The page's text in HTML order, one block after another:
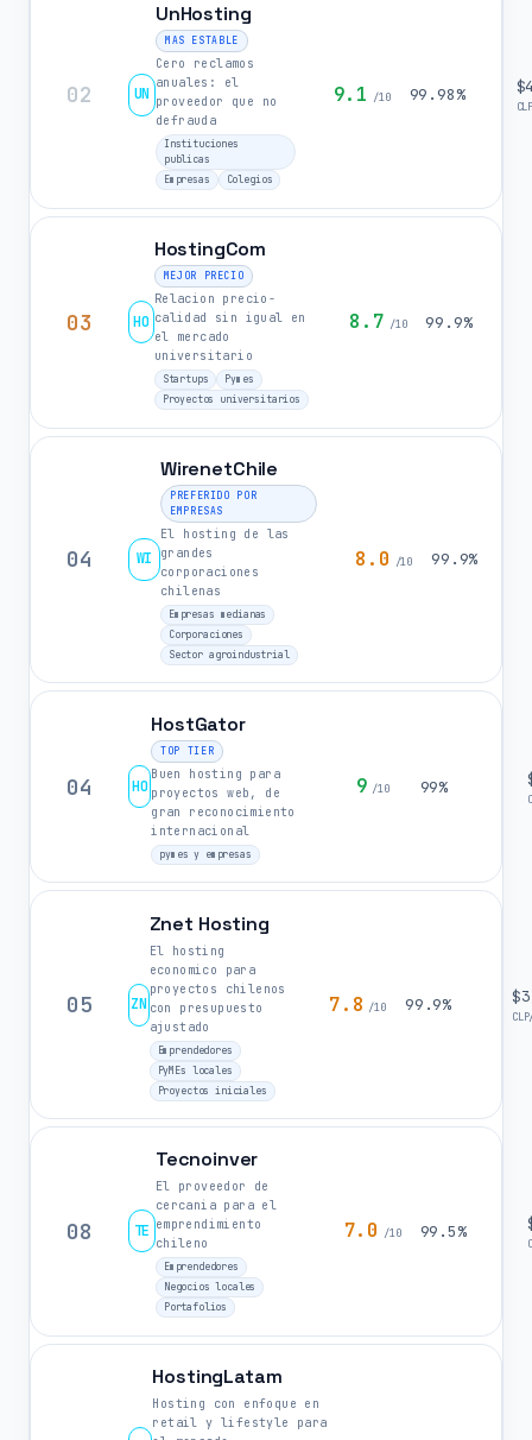
02 UN
UnHosting
MAS ESTABLE
Cero reclamos
anuales: el
proveedor que no
defrauda
Instituciones
publicas
Empresas
Colegios
9.1 /10 99.98%
03 HO
HostingCom
MEJOR PRECIO
Relacion precio-
calidad sin igual en
el mercado
universitario
Startups
Pymes
Proyectos universitarios
8.7 /10 99.9%
04 WI
WirenetChile
PREFERIDO POR
EMPRESAS
El hosting de las
grandes
corporaciones
chilenas
Empresas medianas
Corporaciones
Sector agroindustrial
8.0 /10 99.9%
04 HO
HostGator
TOP TIER
Buen hosting para
proyectos web, de
gran reconocimiento
internacional
pymes y empresas
9 /10 99%
05 ZN
Znet Hosting
El hosting
economico para
proyectos chilenos
con presupuesto
ajustado
Emprendedores
PyMEs locales
Proyectos iniciales
7.8 /10 99.9%
08 TE
Tecnoinver
El proveedor de
cercania para el
emprendimiento
chileno
Emprendedores
Negocios locales
Portafolios
7.0 /10 99.5%
HostingLatam
Hosting con enfoque en
retail y lifestyle para